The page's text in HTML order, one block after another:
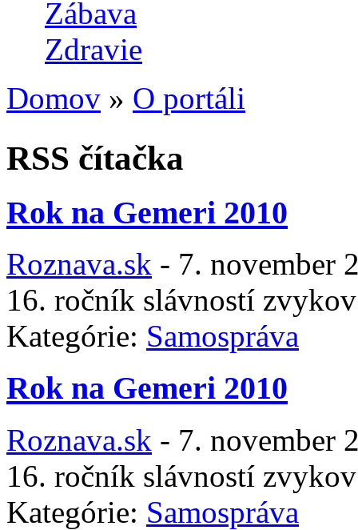
Zábava
Zdravie
Nachádzate sa tu
Domov » O portáli
RSS čítačka
Rok na Gemeri 2010
Roznava.sk - 7. november
16. ročník slávností
Kategórie: Samospráva
Rok na Gemeri 2010
Roznava.sk - 7. november
16. ročník slávností
Kategórie: Samospráva